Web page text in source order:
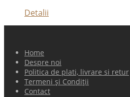
Detalii
Home
Despre noi
Politica de plati, livrare si retur
Termeni și Condiții
Contact